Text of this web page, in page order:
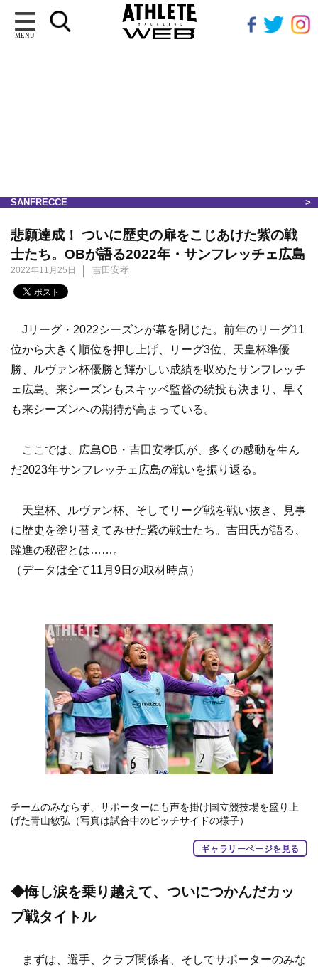
MENU
SANFRECCE
悲願達成！ ついに歴史の扉をこじあけた紫の戦
士たち。OBが語る2022年・サンフレッチェ広島
2022年11月25日 吉田安孝
Jリーグ・2022シーズンが幕を閉じた。前年のリーグ11
位から大きく順位を押し上げ、リーグ3位、天皇杯準優
勝、ルヴァン杯優勝と輝かしい成績を収めたサンフレッチ
ェ広島。来シーズンもスキッベ監督の続投も決まり、早く
も来シーズンへの期待が高まっている。
ここでは、広島OB・吉田安孝氏が、多くの感動を生ん
だ2023年サンフレッチェ広島の戦いを振り返る。
天皇杯、ルヴァン杯、そしてリーグ戦を戦い抜き、見事
に歴史を塗り替えてみせた紫の戦士たち。吉田氏が語る、
躍進の秘密とは……。
（データは全て11月9日の取材時点）
チームのみならず、サポーターにも声を掛け国立競技場を盛り上
げた青山敏弘（写真は試合中のピッチサイドの様子）
ギャラリーページを見る
◆悔し涙を乗り越えて、ついにつかんだカッ
プ戦タイトル
まずは、選手、クラブ関係者、そしてサポーターのみな